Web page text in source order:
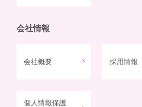
会社情報
会社概要 採用情報
個人情報保護